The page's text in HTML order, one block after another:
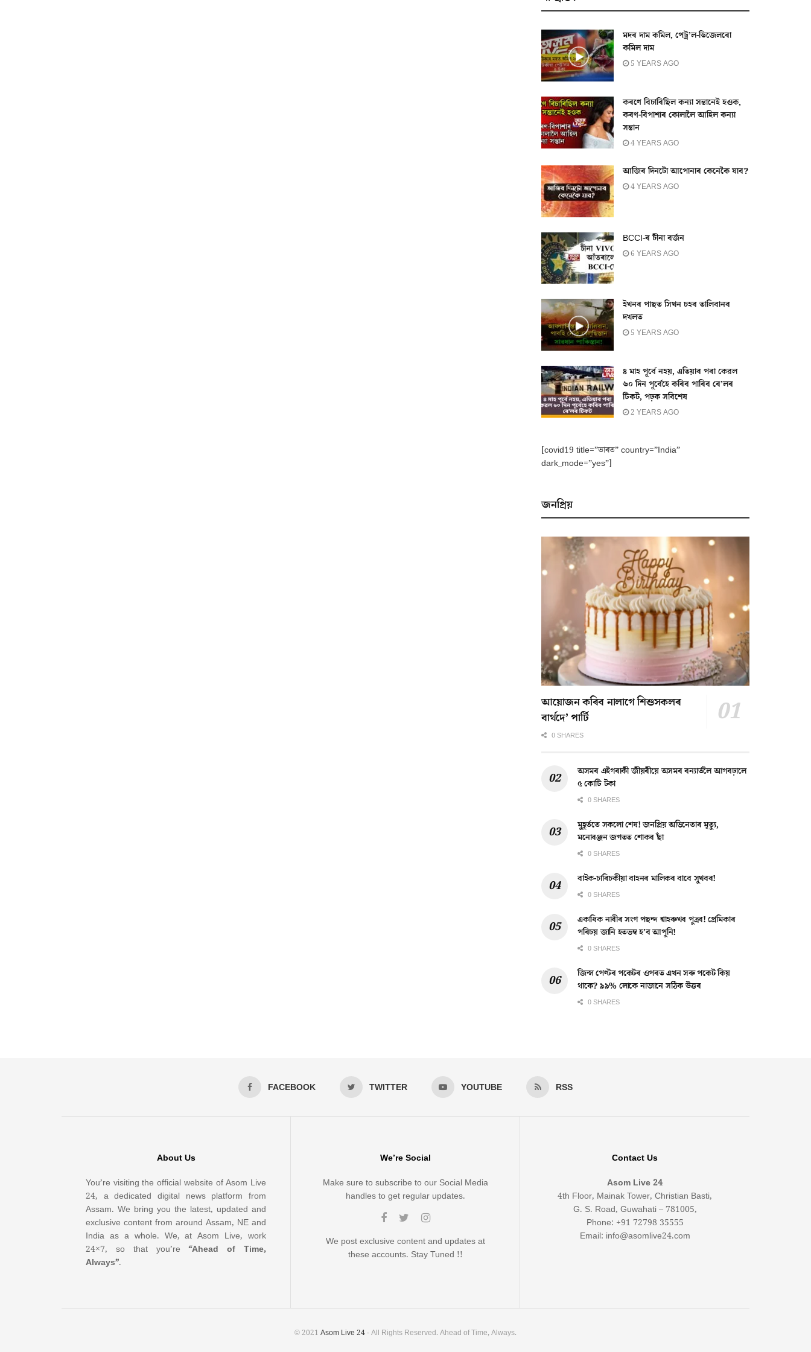
মদৰ দাম কমিল, পেট্ৰ’ল-ডিজেলৰো
কমিল দাম
5 YEARS AGO
কৰণে বিচাৰিছিল কন্যা সন্তানেই হওক,
কৰণ-বিপাশাৰ কোলালৈ আহিল কন্যা
সন্তান
4 YEARS AGO
আজিৰ দিনটো আপোনাৰ কেনেকৈ যাব?
4 YEARS AGO
BCCI-ৰ চীনা বৰ্জন
6 YEARS AGO
ইখনৰ পাছত সিখন চহৰ তালিবানৰ
দখলত
5 YEARS AGO
৪ মাহ পূৰ্বে নহয়, এতিয়াৰ পৰা কেৱল
৬০ দিন পূৰ্বেহে কৰিব পাৰিব ৰে’লৰ
টিকট, পঢ়ক সবিশেষ
2 YEARS AGO
[covid19 title=”ভাৰত” country=”India”
dark_mode=”yes”]
জনপ্ৰিয়
আয়োজন কৰিব নালাগে শিশুসকলৰ
বাৰ্থদে’ পাৰ্টি
0 SHARES
অসমৰ এইগৰাকী জীয়ৰীয়ে অসমৰ বন্যাৰ্তলৈ আগবঢ়ালে
৫ কোটি টকা
0 SHARES
মুহূৰ্ততে সকলো শেষ! জনপ্ৰিয় অভিনেতাৰ মৃত্যু,
মনোৰঞ্জন জগতত শোকৰ ছাঁ
0 SHARES
বাইক-চাৰিচকীয়া বাহনৰ মালিকৰ বাবে সুখবৰ!
0 SHARES
একাধিক নাৰীৰ সংগ পছন্দ শ্বাহৰুখৰ পুত্ৰৰ! প্ৰেমিকাৰ
পৰিচয় জানি হতভম্ব হ’ব আপুনি!
0 SHARES
জিন্স পেণ্টৰ পকেটৰ ওপৰত এখন সৰু পকেট কিয়
থাকে? ৯৯% লোকে নাজানে সঠিক উত্তৰ
0 SHARES
FACEBOOK TWITTER YOUTUBE RSS
About Us
You’re visiting the official website of Asom Live
24, a dedicated digital news platform from
Assam. We bring you the latest, updated and
exclusive content from around Assam, NE and
India as a whole. We, at Asom Live, work
24×7, so that you’re“Ahead of Time,
Always”.
We’re Social
Make sure to subscribe to our Social Media
handles to get regular updates.
We post exclusive content and updates at
these accounts. Stay Tuned !!
Contact Us
Asom Live 24
4th Floor, Mainak Tower, Christian Basti,
G. S. Road, Guwahati – 781005,
Phone: +91 72798 35555
Email: info@asomlive24.com
© 2021 Asom Live 24- All Rights Reserved. Ahead of Time, Always.